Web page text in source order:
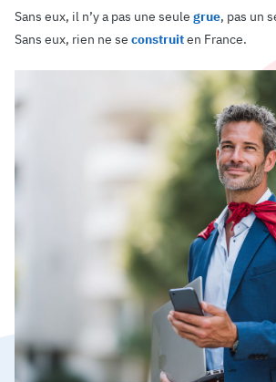
Sans eux, il n’y a pas une seule grue, pas un
Sans eux, rien ne se construiten France.